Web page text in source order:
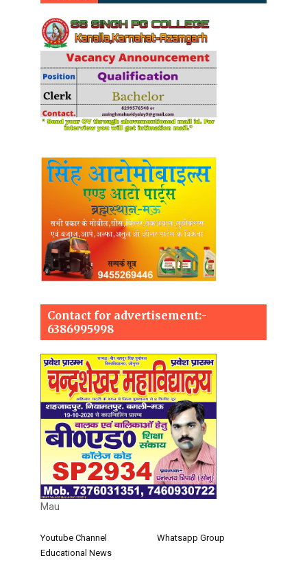
Contact for advertisement:-
6386995998
Mau
Youtube Channel
Whatsapp Group
Educational News